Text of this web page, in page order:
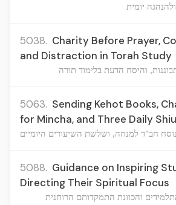
יומית
5038. Charity Before Prayer,
and Distraction in Torah Study
והיסח הדעת בלימוד תורה
5063. Sending Kehot Books,
for Mincha, and Three Daily
חב"ד למנחה, ושלשת השיעורים היומיים
5088. Guidance on Inspiring
Directing Their Spiritual Focus
והכוונת התמקדותם הרוחנית